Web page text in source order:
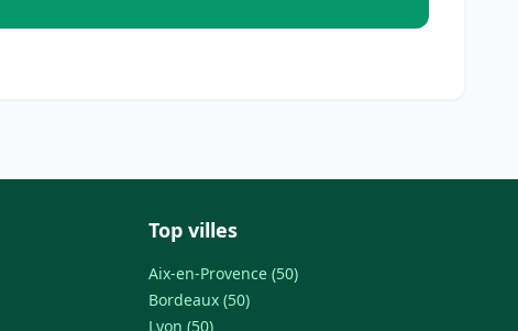
Top villes
Aix-en-Provence (50)
Bordeaux (50)
Lyon (50)